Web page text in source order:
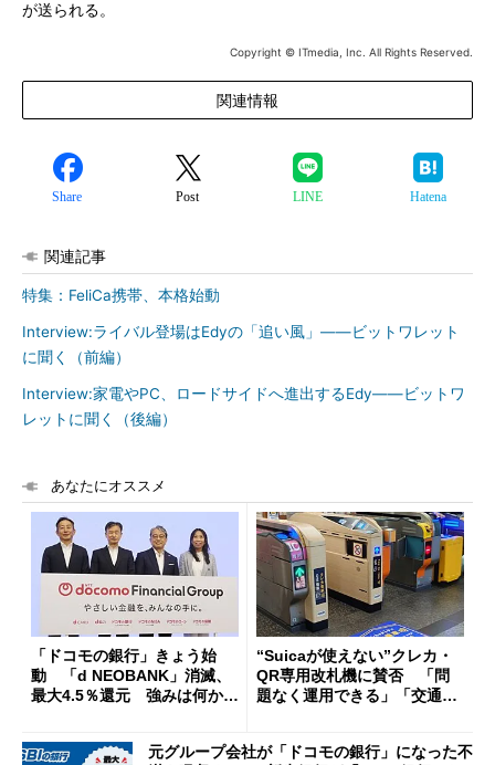
が送られる。
Copyright © ITmedia, Inc. All Rights Reserved.
関連情報
Share Post LINE Hatena
関連記事
特集：FeliCa携帯、本格始動
Interview:ライバル登場はEdyの「追い風」――ビットワレット
に聞く（前編）
Interview:家電やPC、ロードサイドへ進出するEdy――ビットワ
レットに聞く（後編）
あなたにオススメ
「ドコモの銀行」きょう始
動 「d NEOBANK」消滅、
最大4.5％還元 強みは何か解
“Suicaが使えない”クレカ・
QR専用改札機に賛否 「問
題なく運用できる」「交通系I
元グループ会社が「ドコモの銀行」になった不